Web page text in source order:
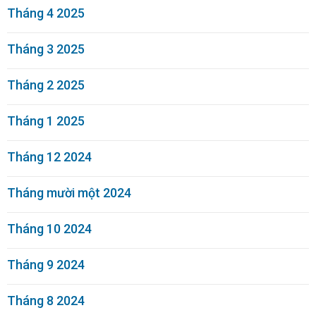
Tháng 4 2025
Tháng 3 2025
Tháng 2 2025
Tháng 1 2025
Tháng 12 2024
Tháng mười một 2024
Tháng 10 2024
Tháng 9 2024
Tháng 8 2024